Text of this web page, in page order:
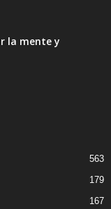
la mente y
563
179
167